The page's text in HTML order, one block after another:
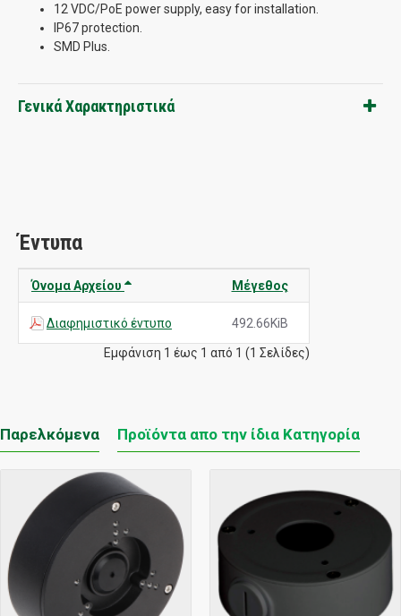
12 VDC/PoE power supply, easy for installation.
IP67 protection.
SMD Plus.
Γενικά Χαρακτηριστικά
Έντυπα
Όνομα Αρχείου Μέγεθος
Διαφημιστικό έντυπο 492.66KiB
Εμφάνιση 1 έως 1 από 1 (1 Σελίδες)
Παρελκόμενα Προϊόντα απο την ίδια Κατηγορία